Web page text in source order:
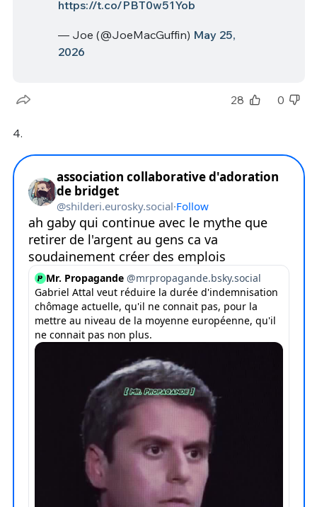
https://t.co/PBT0w51Yob
— Joe (@JoeMacGuffin) May 25,
2026
28 0
4.